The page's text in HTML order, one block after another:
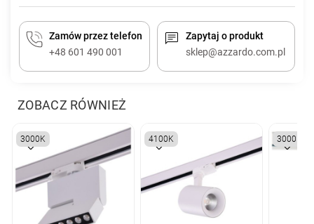
Zamów przez telefon
+48 601 490 001
Zapytaj o produkt
sklep@azzardo.com.pl
ZOBACZ RÓWNIEŻ
3000K 4100K 3000K